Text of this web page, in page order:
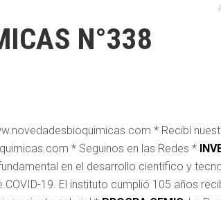
N°338
* Recibí
* Seguinos en las Redes *
en el desarrollo científico y
19. El instituto cumplió 105 años